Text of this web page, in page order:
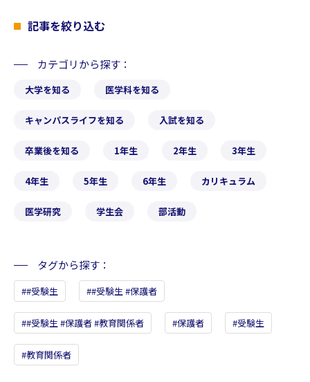
記事を絞り込む
カテゴリから探す
大学を知る 医学科を知る
キャンパスライフを知る 入試を知る
卒業後を知る 1年生 2年生 3年生
4年生 5年生 6年生 カリキュラム
医学研究 学生会 部活動
タグから探す
#受験生 #受験生 #保護者
#受験生 #保護者 #教育関係者 保護者 受験生
教育関係者